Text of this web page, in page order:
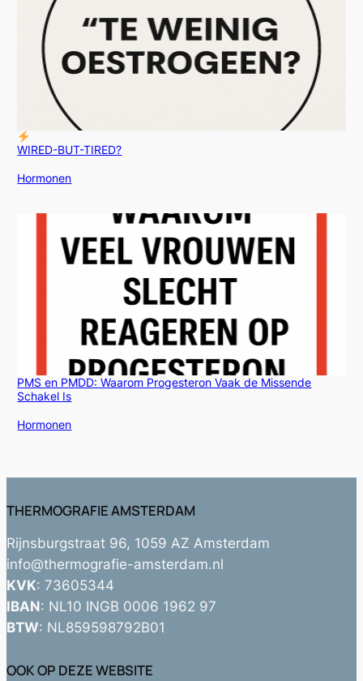
WIRED-BUT-TIRED?
In relatie tot
Hormonen
PMS en PMDD: Waarom Progesteron Vaak de Missende
Schakel Is
In relatie tot
Hormonen
THERMOGRAFIE AMSTERDAM
Rijnsburgstraat 96, 1059 AZ Amsterdam
info@thermografie-amsterdam.nl
KVK: 73605344
IBAN: NL10 INGB 0006 1962 97
BTW: NL859598792B01
OOK OP DEZE WEBSITE